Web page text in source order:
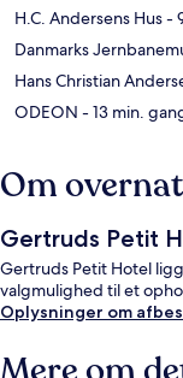
H.C. Andersens Hus-
Danmarks
Hans Christian
ODEON - 13 min.
Om
Gertruds Petit
Gertruds Petit Hotel
valgmulighed til et
Oplysninger om